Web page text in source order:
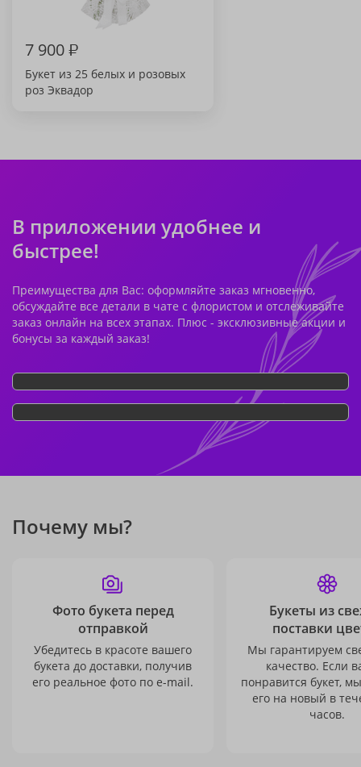
7 900₽
Букет из 25 белых и розовых
роз Эквадор
В приложении удобнее и
быстрее!
Преимущества для Вас: оформляйте заказ мгновенно,
обсуждайте все детали в чате с флористом и отслеживайте
заказ онлайн на всех этапах. Плюс - эксклюзивные акции и
бонусы за каждый заказ!
Почему мы?
Фото букета перед
отправкой
Убедитесь в красоте вашего
букета до доставки, получив
его реальное фото по e-mail.
Букеты из
поставки
Мы гарантируем
качество. Если
понравится букет,
его на новый в
часов.